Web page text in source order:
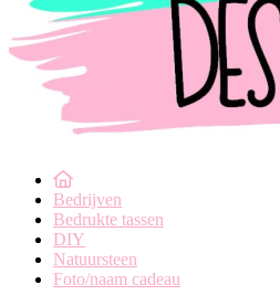
Bedrijven
Bedrukte tassen
DIY
Natuursteen
Foto/naam cadeau